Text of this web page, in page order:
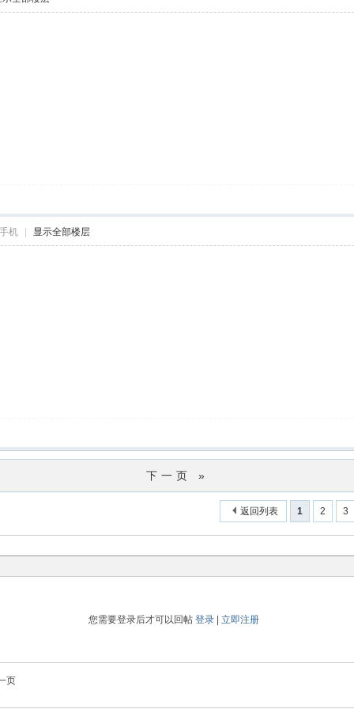
机 显示全部楼层
下一页 »
1 2 3
返回列表
您需要登录后才可以回帖 登录| 立即注册
页